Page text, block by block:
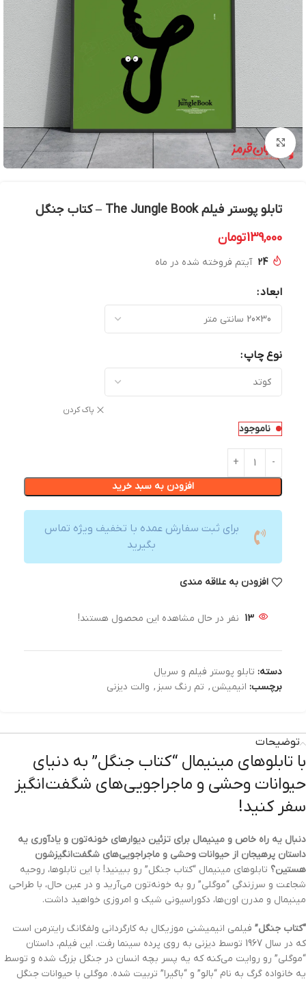
بزرگنمایی تصویر
تابلو پوستر فیلم The Jungle Book – کتاب جنگل
139,000تومان
24 آیتم فروخته شده در ماه
ابعاد
نوع چاپ
پاک کردن
ناموجود
افزودن به سبد خرید
برای ثبت سفارش عمده با تخفیف ویژه تماس
بگیرید
افزودن به علاقه مندی
13 نفر در حال مشاهده این محصول هستند!
دسته: تابلو پوستر فیلم و سریال
برچسب: انیمیشن , تم رنگ سبز , والت دیزنی
توضیحات
با تابلوهای مینیمال “کتاب جنگل” به دنیای
حیوانات وحشی و ماجراجویی‌های شگفت‌انگیز
سفر کنید!
دنبال یه راه خاص و مینیمال برای تزئین دیوارهای خونه‌تون و یادآوری یه
داستان پرهیجان از حیوانات وحشی و ماجراجویی‌های شگفت‌انگیزشون
هستین؟ تابلوهای مینیمال “کتاب جنگل” رو ببینید! با این تابلوها، روحیه
شجاعت و سرزندگی “موگلی” رو به خونه‌تون می‌آرید و در عین حال، با طراحی
مینیمال و مدرن اون‌ها، دکوراسیونی شیک و امروزی خواهید داشت.
“کتاب جنگل” فیلمی انیمیشنی موزیکال به کارگردانی ولفگانگ رایترمن است
که در سال 1967 توسط دیزنی به روی پرده سینما رفت. این فیلم، داستان
“موگلی” رو روایت می‌کنه که یه پسر بچه انسان در جنگل بزرگ شده و توسط
یه خانواده گرگ به نام “بالو” و “باگیرا” تربیت شده. موگلی با حیوانات جنگل